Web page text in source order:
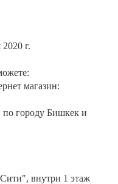
г.
магазин:
по городу Бишкек и
внутри 1 этаж